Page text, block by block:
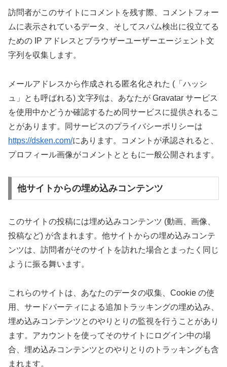
訪問者がこのサイトにコメントを残す際、コメントフォー
ムに表示されているデータ、そしてスパム検出に役立てる
ための IP アドレスとブラウザーユーザーエージェント文
字列を収集します。
メールアドレスから作成される匿名化された (「ハッシ
ュ」とも呼ばれる) 文字列は、あなたが Gravatar サービス
を使用中かどうか確認するため同サービスに提供されるこ
とがあります。同サービスのプライバシーポリシーは
https://dsken.com/にあります。コメントが承認されると、
プロフィール画像がコメントとともに一般公開されます。
他サイトからの埋め込みコンテンツ
このサイトの投稿には埋め込みコンテンツ (動画、画像、
投稿など) が含まれます。他サイトからの埋め込みコンテ
ンツは、訪問者がそのサイトを訪れた場合とまったく同じ
ように振る舞います。
これらのサイトは、あなたのデータの収集、Cookie の使
用、サードパーティによる追加トラッキングの埋め込み、
埋め込みコンテンツとのやりとりの監視を行うことがあり
ます。アカウントを使ってそのサイトにログイン中の場
合、埋め込みコンテンツとのやりとりのトラッキングも含
まれます。